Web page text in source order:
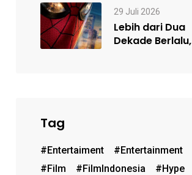
Sesuai…
29 Juli 2026
Lebih dari Dua
Dekade Berlalu,
Tag
#entertaiment
#entertainment
#film
#FilmIndonesia
#hype